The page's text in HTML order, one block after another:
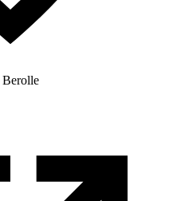
Berolle